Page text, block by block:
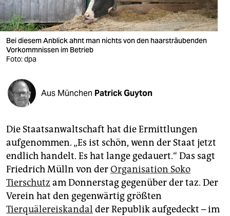
wahrheit
verlag
verlag
shop
fragen & hilfe
unterstützen
abo
genossenschaft
epaper login
Bei diesem Anblick ahnt man nichts von den haarsträubenden
Vorkommnissen im Betrieb
Foto: dpa
Aus München Patrick Guyton
Die Staatsanwaltschaft hat die Ermittlungen
aufgenommen. „Es ist schön, wenn der Staat jetzt
endlich handelt. Es hat lange gedauert.“ Das sagt
Friedrich Mülln von derOrganisation Soko
Tierschutz am Donnerstag gegenüber der taz. Der
Verein hat den gegenwärtig größten
Tierquälereiskandal der Republik aufgedeckt – im